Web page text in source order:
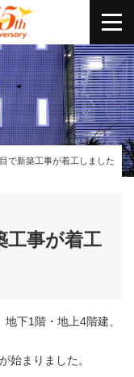
で新築工事が着工しました！
工事が着工
下1階・地上4階建、
始まりました。